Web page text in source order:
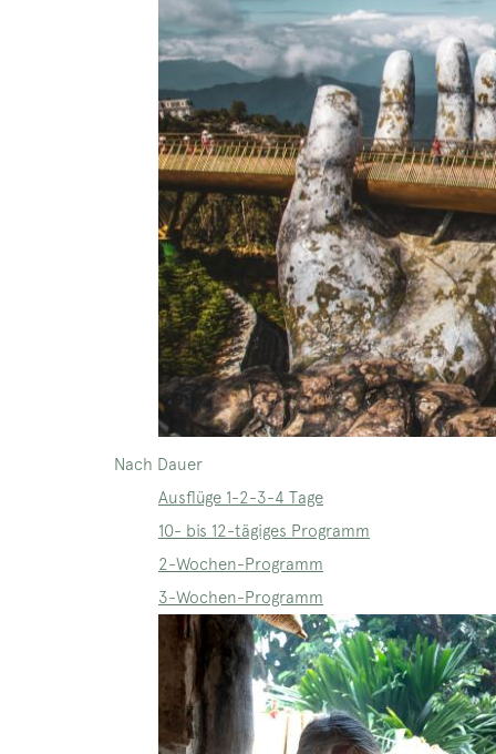
Nach Dauer
Ausflüge 1-2-3-4 Tage
10- bis 12-tägiges Programm
2-Wochen-Programm
3-Wochen-Programm